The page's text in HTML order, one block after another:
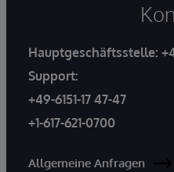
Hauptgeschäftsstelle:
Support:
+49-6151-17 47-47
+1-617-621-0700
Allgemeine Anfragen